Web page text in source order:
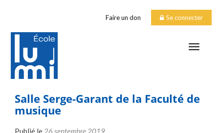
Faire un don Se connecter
Salle Serge-Garant de la Faculté de
musique
Publié le 26 septembre 2019